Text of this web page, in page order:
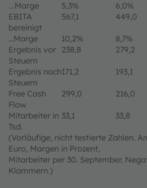
...Marge
5,3% 6,0%
EBITA
bereinigt
567,1 449,0
…Marge 10,2% 8,7%
Ergebnis vor
Steuern
238,8 279,2
Ergebnis nach
Steuern
171,2 193,1
Free Cash
Flow
299,0 216,0
Mitarbeiter in
Tsd.
33,1 33,8
(Vorläufige, nicht testierte Zahlen.
Euro, Margen in Prozent,
Mitarbeiter per 30. September.
Klammern.)